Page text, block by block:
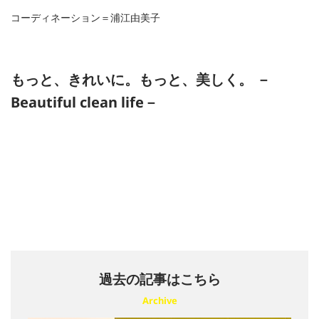
コーディネーション＝浦江由美子
もっと、きれいに。もっと、美しく。 －
Beautiful clean life－
過去の記事はこちら
Archive